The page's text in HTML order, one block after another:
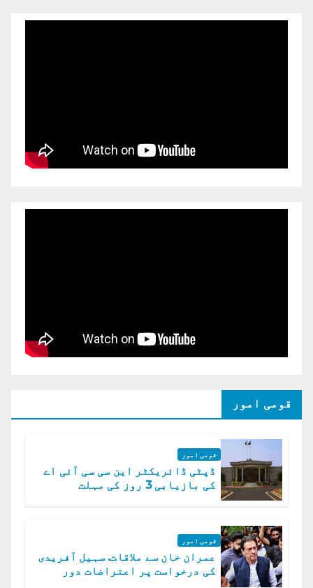
قومی امور
قومی امور
ڈپٹی ڈائریکٹر این سی سی آئی اے
کی بازیابی 3 روز کی مہلت
قومی امور
عمران خان سے ملاقات. سہیل آفریدی
کی درخواست پر اعتراضات دور